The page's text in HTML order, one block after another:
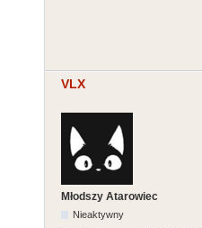
VLX
Młodszy Atarowiec
Nieaktywny